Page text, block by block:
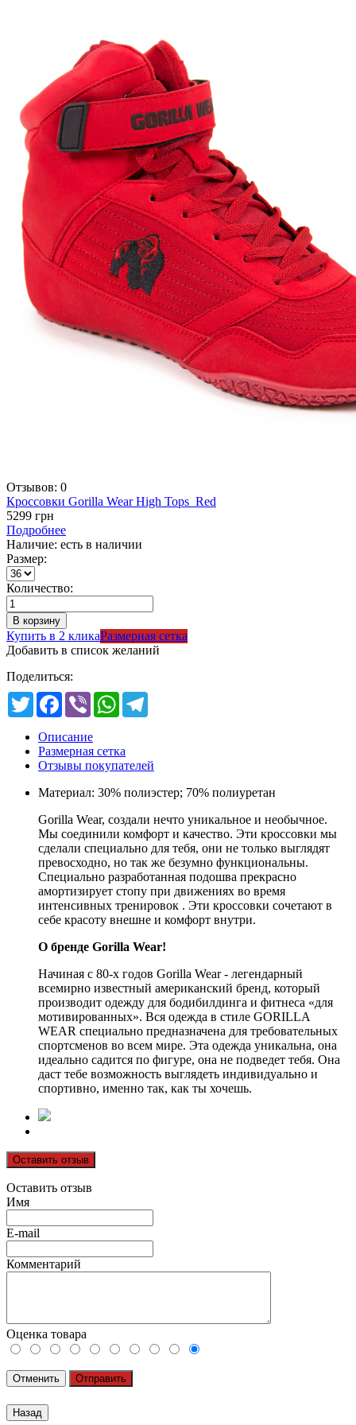
Отзывов: 0
Кроссовки Gorilla Wear High Tops Red
5299 грн
Подробнее
Наличие: есть в наличии
Размер:
Количество:
Купить в 2 кликаРазмерная сетка
Добавить в список желаний
Поделиться:
TwitterFacebook
Viber WhatsApp
Описание
Размерная сетка
Отзывы покупателей
Материал: 30% полиэстер; 70% полиуретан
Gorilla Wear, создали нечто уникальное и необычное.
Mы соединили комфорт и качество. Эти кроссовки мы
сделали специально для тебя, они не только выглядят
превосходно, но так же безумно функциональны.
Специально разработанная подошва прекрасно
амортизирует стопу при движениях во время
интенсивных тренировок . Эти кроссовки сочетают в
себе красоту внешне и комфорт внутри.
О бренде Gorilla Wear!
Начиная с 80-х годов Gorilla Wear - легендарный
всемирно известный американский бренд, который
производит одежду для бодибилдинга и фитнеса «для
мотивированных». Вся одежда в стиле GORILLA
WEAR специально предназначена для требовательных
спортсменов во всем мире. Эта одежда уникальна, она
идеально садится по фигуре, она не подведет тебя. Она
даст тебе возможность выглядеть индивидуально и
спортивно, именно так, как ты хочешь.
Оставить отзыв
Оставить отзыв
Имя
E-mail
Комментарий
Оценка товара
Отменить Отправить